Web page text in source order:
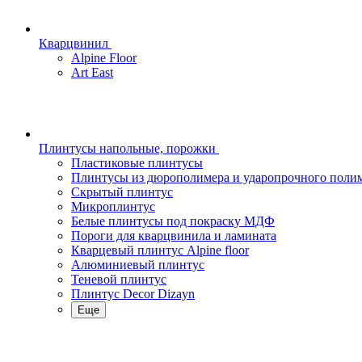
Кварцвинил
Alpine Floor
Art East
Плинтусы напольные, порожки
Пластиковые плинтусы
Плинтусы из дюрополимера и ударопрочного
Скрытый плинтус
Микроплинтус
Белые плинтусы под покраску МДФ
Пороги для кварцвинила и ламината
Кварцевый плинтус Alpine floor
Алюминиевый плинтус
Теневой плинтус
Плинтус Decor Dizayn
Еще